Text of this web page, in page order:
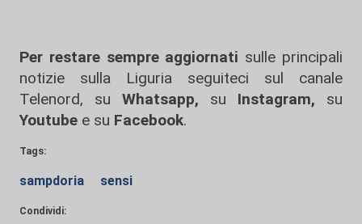
Per restare sempre aggiornati sulle principali
notizie sulla Liguria seguiteci sul canale
Telenord, su
Whatsapp, su Instagram, su
Youtube e su Facebook.
Tags:
sampdoria sensi
Condividi: